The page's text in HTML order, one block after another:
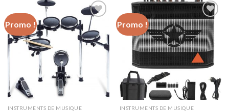
Promo !
Ajouter
à la liste
d’envies
INSTRUMENTS DE MUSIQUE
Promo !
Ajouter
à la liste
d’envies
INSTRUMENTS DE MUSIQUE